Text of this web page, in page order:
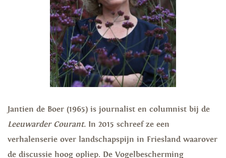
Jantien de Boer (1965) is journalist en columnist bij de
Leeuwarder Courant. In 2015 schreef ze een
verhalenserie over landschapspijn in Friesland waarover
de discussie hoog opliep. De Vogelbescherming